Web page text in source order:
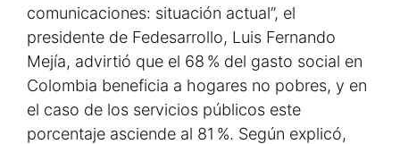
comunicaciones: situación actual”, el
presidente de Fedesarrollo, Luis Fernando
Mejía, advirtió que el 68 % del gasto social en
Colombia beneficia a hogares no pobres, y en
el caso de los servicios públicos este
porcentaje asciende al 81 %. Según explicó,